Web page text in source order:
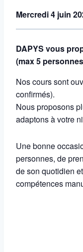
Mercredi 4 juin
DAPYS vous
(max 5
Nos cours sont
confirmés).
Nous proposons
adaptons à votre
Une bonne
personnes, de
de son quotidien
compétences